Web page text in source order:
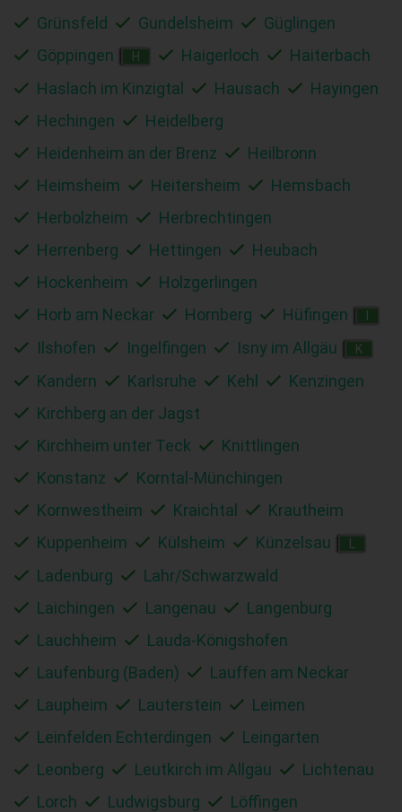
Grünsfeld Gundelsheim
Güglingen
Göppingen
H Haigerloch
Haiterbach
Haslach im Kinzigtal
Hausach
Hayingen
Hechingen
Heidelberg
Heidenheim an der Brenz
Heilbronn
Heimsheim
Heitersheim
Hemsbach
Herbolzheim
Herbrechtingen
Herrenberg
Hettingen
Heubach
Hockenheim
Holzgerlingen
Horb am Neckar
Hornberg Hüfingen
Ilshofen Ingelfingen Isny im Allgäu K
Kandern Karlsruhe Kehl
Kenzingen
Kirchberg an der Jagst
Kirchheim unter Teck
Knittlingen
Konstanz
Korntal-Münchingen
Kornwestheim
Kraichtal
Krautheim
Kuppenheim
Külsheim Künzelsau
Ladenburg
Lahr/Schwarzwald
Laichingen
Langenau
Langenburg
Lauchheim
Lauda-Königshofen
Laufenburg (Baden)
Lauffen am Neckar
Laupheim
Lauterstein
Leimen
Leinfelden Echterdingen
Leingarten
Leonberg
Leutkirch im Allgäu
Lichtenau
Lorch
Ludwigsburg
Löffingen